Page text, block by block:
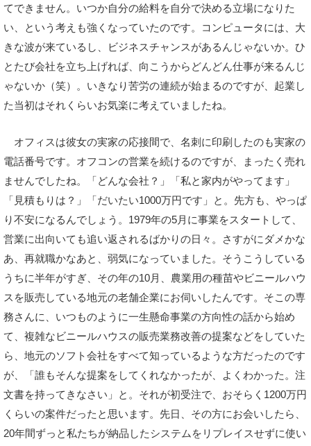
てできません。いつか自分の給料を自分で決める立場になりた
い、という考えも強くなっていたのです。コンピュータには、大
きな波が来ているし、ビジネスチャンスがあるんじゃないか。ひ
とたび会社を立ち上げれば、向こうからどんどん仕事が来るんじ
ゃないか（笑）。いきなり苦労の連続が始まるのですが、起業し
た当初はそれくらいお気楽に考えていましたね。
オフィスは彼女の実家の応接間で、名刺に印刷したのも実家の
電話番号です。オフコンの営業を続けるのですが、まったく売れ
ませんでしたね。「どんな会社？」「私と家内がやってます」
「見積もりは？」「だいたい1000万円です」と。先方も、やっぱ
り不安になるんでしょう。1979年の5月に事業をスタートして、
営業に出向いても追い返されるばかりの日々。さすがにダメかな
あ、再就職かなあと、弱気になっていました。そうこうしている
うちに半年がすぎ、その年の10月、農業用の種苗やビニールハウ
スを販売している地元の老舗企業にお伺いしたんです。そこの専
務さんに、いつものように一生懸命事業の方向性の話から始め
て、複雑なビニールハウスの販売業務改善の提案などをしていた
ら、地元のソフト会社をすべて知っているような方だったのです
が、「誰もそんな提案をしてくれなかったが、よくわかった。注
文書を持ってきなさい」と。それが初受注で、おそらく1200万円
くらいの案件だったと思います。先日、その方にお会いしたら、
20年間ずっと私たちが納品したシステムをリプレイスせずに使い